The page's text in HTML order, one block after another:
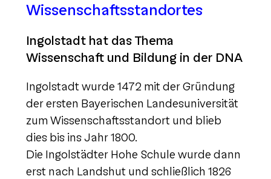
Wissenschaftsstandortes
Ingolstadt hat das Thema
Wissenschaft und Bildung in der DNA
Ingolstadt wurde 1472 mit der Gründung
der ersten Bayerischen Landesuniversität
zum Wissenschaftsstandort und blieb
dies bis ins Jahr 1800.
Die Ingolstädter Hohe Schule wurde dann
erst nach Landshut und schließlich 1826